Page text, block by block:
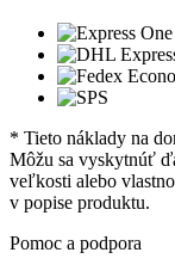
* Tieto náklady na
Môžu sa vyskytnúť
veľkosti alebo
v popise produktu.
Pomoc a podpora